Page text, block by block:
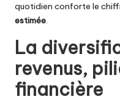
quotidien conforte le
estimée.
La
revenus,
financière